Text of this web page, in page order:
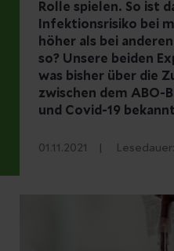
Rolle spielen. So ist
Infektionsrisiko bei
höher als bei
so? Unsere beiden
was bisher über die
zwischen dem ABO-
und Covid-19
01.11.2021 Lesedauer: